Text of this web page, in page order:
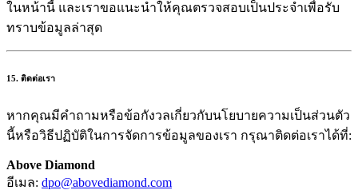
ในหน้านี้ และเราขอแนะนำให้คุณตรวจสอบเป็นประจำเพื่อรับ
ทราบข้อมูลล่าสุด
15. ติดต่อเรา
หากคุณมีคำถามหรือข้อกังวลเกี่ยวกับนโยบายความเป็นส่วนตัว
นี้หรือวิธีปฏิบัติในการจัดการข้อมูลของเรา กรุณาติดต่อเราได้ที่:
Above Diamond
อีเมล: dpo@abovediamond.com